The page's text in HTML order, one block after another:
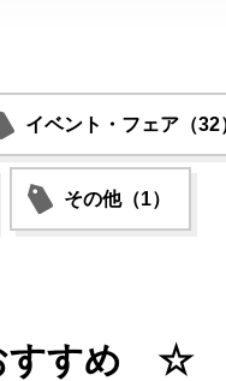
イベント・フェア（32
その他（1）
すすめ ☆